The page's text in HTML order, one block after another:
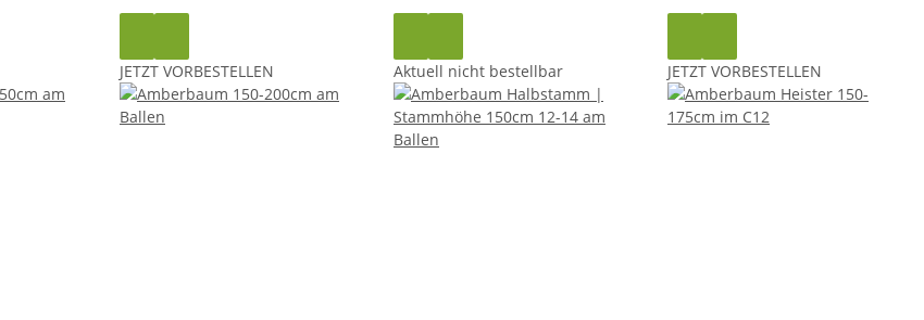
JETZT VORBESTELLEN Aktuell nicht bestellbar JETZT VORBESTELLEN